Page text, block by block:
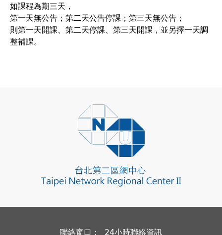
如課程為期三天，
第一天無公告；第二天公告停課；第三天無公告；
則第一天開課、第二天停課、第三天開課，並另擇一天調
整補課。
聯絡窗口： 24小時聯絡資訊